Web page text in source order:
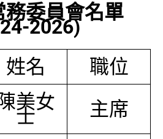
務委員會名單
2026)
姓名
職位
陳美女
士 主席